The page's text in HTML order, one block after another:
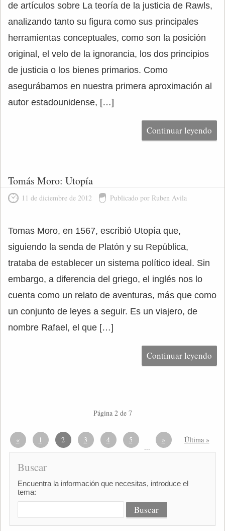
de artículos sobre La teoría de la justicia de Rawls,
analizando tanto su figura como sus principales
herramientas conceptuales, como son la posición
original, el velo de la ignorancia, los dos principios
de justicia o los bienes primarios. Como
asegurábamos en nuestra primera aproximación al
autor estadounidense, […]
Continuar leyendo
Tomás Moro: Utopía
11 de diciembre de 2012 Publicado por Ruben Avila
Tomas Moro, en 1567, escribió Utopía que,
siguiendo la senda de Platón y su República,
trataba de establecer un sistema político ideal. Sin
embargo, a diferencia del griego, el inglés nos lo
cuenta como un relato de aventuras, más que como
un conjunto de leyes a seguir. Es un viajero, de
nombre Rafael, el que […]
Continuar leyendo
Página 2 de 7
« 1 2 3 4 5
...
» Última »
Buscar
Encuentra la información que necesitas, introduce el
tema: